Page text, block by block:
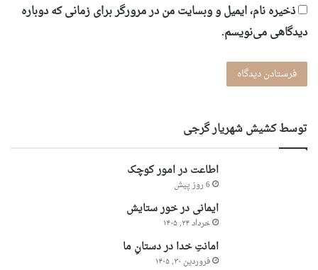
ذخیره نام، ایمیل و وبسایت من در مرورگر برای زمانی که دوباره
دیدگاهی می‌نویسم.
توسط کشیش شهریار گرجى
اطاعت در امور کوچک
6 روز پیش
ایمانی در خور ستایش
خرداد ۲۴, ۱۴۰۵
امانتِ خدا در دستانِ ما
فروردین ۳۰, ۱۴۰۵